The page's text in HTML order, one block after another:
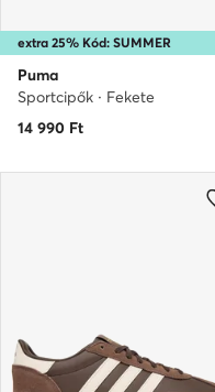
extra 25% Kód: SUMMER
Puma
Sportcipők · Fekete
14 990 Ft